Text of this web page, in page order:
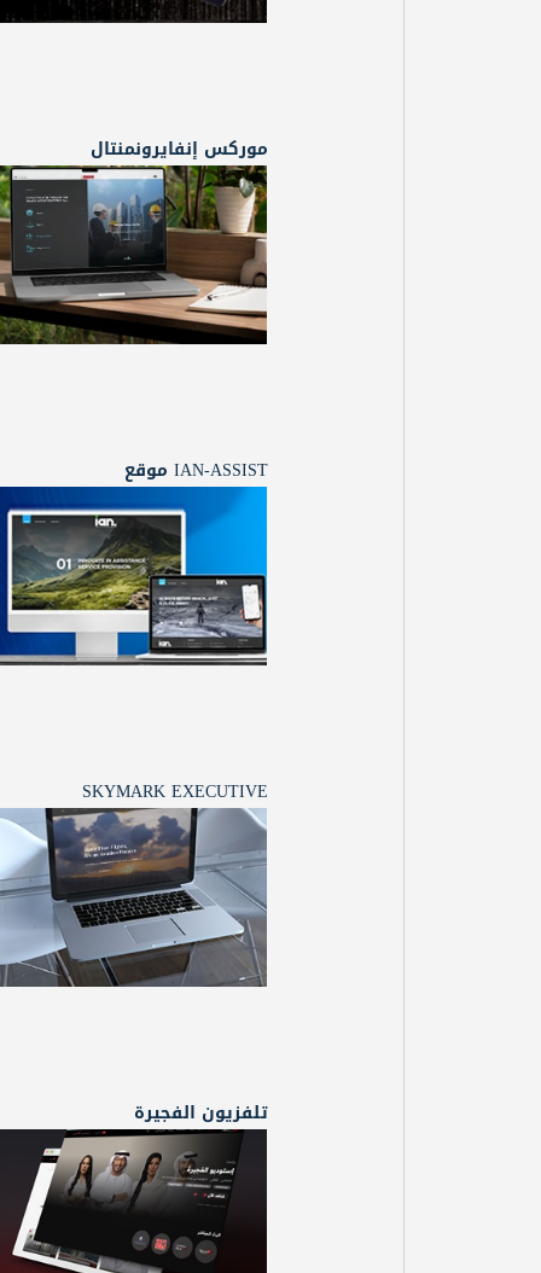
موركس إنفايرونمنتال
IAN-ASSIST موقع
SKYMARK EXECUTIVE
تلفزيون الفجيرة